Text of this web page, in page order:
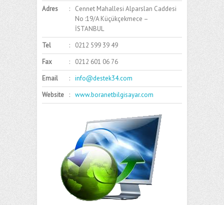
Adres :
Cennet Mahallesi Alparslan Caddesi
No :19/A Küçükçekmece –
İSTANBUL
Tel
:
0212 599 39 49
Fax
:
0212 601 06 76
Email
: info@destek34.com
Website
: www.boranetbilgisayar.com